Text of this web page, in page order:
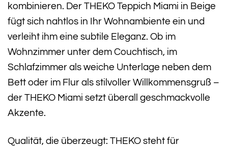
kombinieren. Der THEKO Teppich Miami in Beige
fügt sich nahtlos in Ihr Wohnambiente ein und
verleiht ihm eine subtile Eleganz. Ob im
Wohnzimmer unter dem Couchtisch, im
Schlafzimmer als weiche Unterlage neben dem
Bett oder im Flur als stilvoller Willkommensgruß –
der THEKO Miami setzt überall geschmackvolle
Akzente.
Qualität, die überzeugt: THEKO steht für